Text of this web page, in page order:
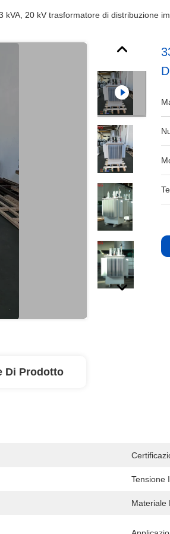
kVA, 20 kV trasformatore di distribuzione
Di Prodotto
Tensione
Materiale